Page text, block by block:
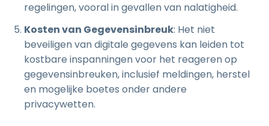
regelingen, vooral in gevallen van nalatigheid.
Kosten van Gegevensinbreuk: Het niet
beveiligen van digitale gegevens kan leiden tot
kostbare inspanningen voor het reageren op
gegevensinbreuken, inclusief meldingen, herstel
en mogelijke boetes onder andere
privacywetten.